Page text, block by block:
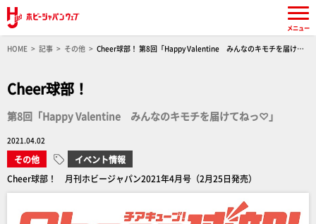
HOME 記事 その他
Cheer球部！ 第8回「Happy Valentine みんなのキモチを届けて
Cheer球部！
第8回「Happy Valentine みんなのキモチを届けてねっ♡」
2021.04.02
その他
イベント情報
Cheer球部！ 月刊ホビージャパン2021年4月号（2月25日発売）
メニュー